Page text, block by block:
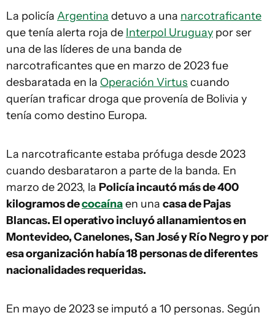
La policía Argentina detuvo a una narcotraficante
que tenía alerta roja de Interpol Uruguay por ser
una de las líderes de una banda de
narcotraficantes que en marzo de 2023 fue
desbaratada en la Operación Virtus cuando
querían traficar droga que provenía de Bolivia y
tenía como destino Europa.
La narcotraficante estaba prófuga desde 2023
cuando desbarataron a parte de la banda. En
marzo de 2023, la Policía incautó más de 400
kilogramos decocaínaen una casa de Pajas
Blancas. El operativo incluyó allanamientos en
Montevideo, Canelones, San José y Río Negro y por
esa organización había 18 personas de diferentes
nacionalidades requeridas.
En mayo de 2023 se imputó a 10 personas. Según